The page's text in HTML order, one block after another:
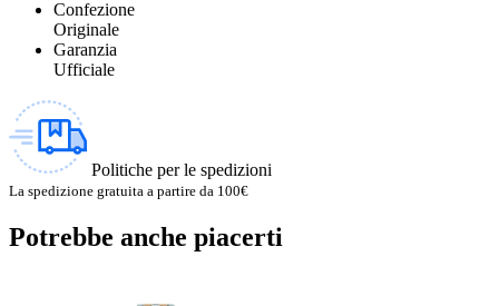
Confezione
Originale
Garanzia
Ufficiale
Politiche per le spedizioni
La spedizione gratuita a partire da 100€
Potrebbe anche piacerti